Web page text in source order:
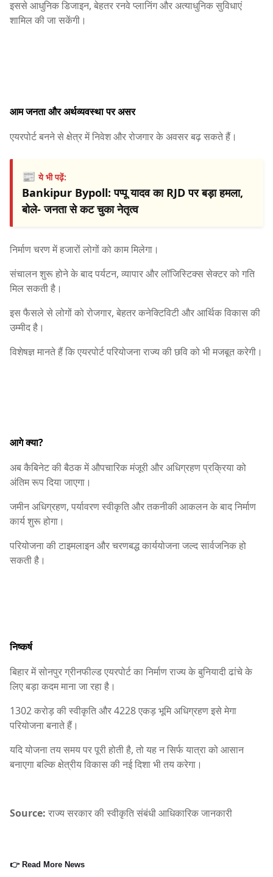
इससे आधुनिक डिजाइन, बेहतर रनवे प्लानिंग और अत्याधुनिक सुविधाएं
शामिल की जा सकेंगी।
आम जनता और अर्थव्यवस्था पर असर
एयरपोर्ट बनने से क्षेत्र में निवेश और रोजगार के अवसर बढ़ सकते हैं।
📰ये भी पढ़ें:
Bankipur Bypoll: पप्पू यादव का RJD पर बड़ा हमला,
बोले- जनता से कट चुका नेतृत्व
निर्माण चरण में हजारों लोगों को काम मिलेगा।
संचालन शुरू होने के बाद पर्यटन, व्यापार और लॉजिस्टिक्स सेक्टर को गति
मिल सकती है।
इस फैसले से लोगों को रोजगार, बेहतर कनेक्टिविटी और आर्थिक विकास की
उम्मीद है।
विशेषज्ञ मानते हैं कि एयरपोर्ट परियोजना राज्य की छवि को भी मजबूत करेगी।
आगे क्या?
अब कैबिनेट की बैठक में औपचारिक मंजूरी और अधिग्रहण प्रक्रिया को
अंतिम रूप दिया जाएगा।
जमीन अधिग्रहण, पर्यावरण स्वीकृति और तकनीकी आकलन के बाद निर्माण
कार्य शुरू होगा।
परियोजना की टाइमलाइन और चरणबद्ध कार्ययोजना जल्द सार्वजनिक हो
सकती है।
निष्कर्ष
बिहार में सोनपुर ग्रीनफील्ड एयरपोर्ट का निर्माण राज्य के बुनियादी ढांचे के
लिए बड़ा कदम माना जा रहा है।
1302 करोड़ की स्वीकृति और 4228 एकड़ भूमि अधिग्रहण इसे मेगा
परियोजना बनाते हैं।
यदि योजना तय समय पर पूरी होती है, तो यह न सिर्फ यात्रा को आसान
बनाएगा बल्कि क्षेत्रीय विकास की नई दिशा भी तय करेगा।
Source: राज्य सरकार की स्वीकृति संबंधी आधिकारिक जानकारी
👉 Read More News